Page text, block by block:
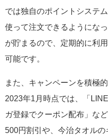
では独自のポイントシステ
使って注文できるようにな
が貯まるので、定期的に利
可能です。
また、キャンペーンを積極
2023年1月時点では、「
ガ登録でクーポン配布」な
500円割引や、今治タオル